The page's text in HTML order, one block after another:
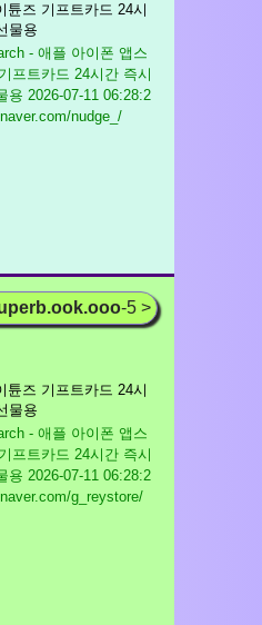
튠즈 기프트카드 24시
물용
- 애플 아이폰 앱스
프트카드 24시간 즉시
용 2026-07-11 06:28:2
nudge_/
-5 >
튠즈 기프트카드 24시
물용
- 애플 아이폰 앱스
프트카드 24시간 즉시
용 2026-07-11 06:28:2
g_reystore/